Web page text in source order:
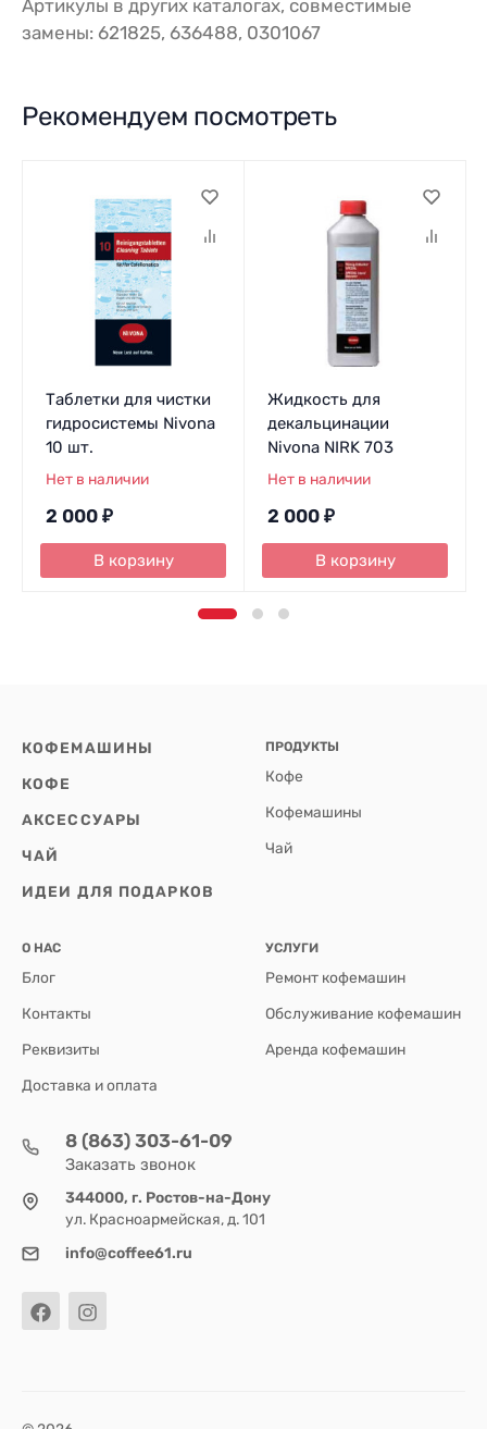
Артикулы в других каталогах, совместимые
замены: 621825, 636488, 0301067
Рекомендуем посмотреть
Таблетки для чистки
гидросистемы Nivona
10 шт.
Нет в наличии
2 000 ₽
В корзину
Жидкость для
декальцинации
Nivona NIRK 703
Нет в наличии
2 000 ₽
В корзину
КОФЕМАШИНЫ
КОФЕ
АКСЕССУАРЫ
ЧАЙ
ИДЕИ ДЛЯ ПОДАРКОВ
ПРОДУКТЫ
Кофе
Кофемашины
Чай
О НАС
Блог
Контакты
Реквизиты
Доставка и оплата
УСЛУГИ
Ремонт кофемашин
Обслуживание кофемашин
Аренда кофемашин
8 (863) 303-61-09
Заказать звонок
344000, г. Ростов-на-Дону
ул. Красноармейская, д. 101
info@coffee61.ru